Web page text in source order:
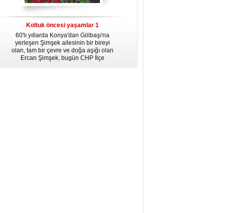
Koltuk öncesi yaşamlar 1
60'lı yıllarda Konya'dan Gölbaşı'na
yerleşen Şimşek ailesinin bir bireyi
olan, tam bir çevre ve doğa aşığı olan
Ercan Şimşek, bugün CHP İlçe
Başkanlığı yaptığı Gölbaşı'nda yaşam